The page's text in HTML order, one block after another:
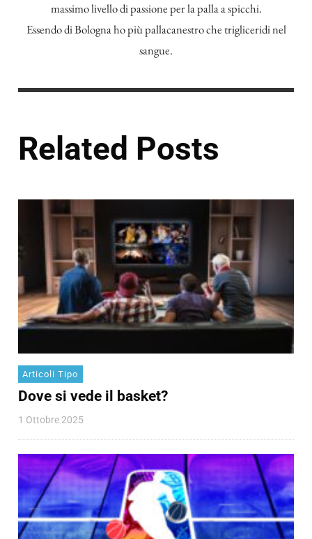
massimo livello di passione per la palla a spicchi.
Essendo di Bologna ho più pallacanestro che trigliceridi nel
sangue.
Related Posts
Articoli Tipo
Dove si vede il basket?
1 Ottobre 2025